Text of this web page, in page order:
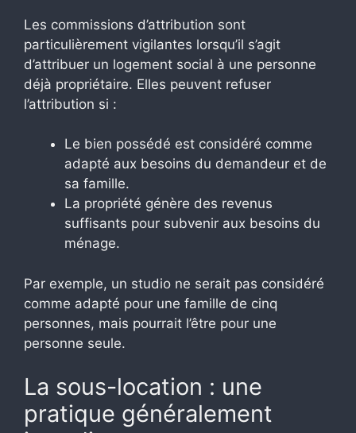
Les commissions d’attribution sont
particulièrement vigilantes lorsqu’il s’agit
d’attribuer un logement social à une personne
déjà propriétaire. Elles peuvent refuser
l’attribution si :
Le bien possédé est considéré comme
adapté aux besoins du demandeur et de
sa famille.
La propriété génère des revenus
suffisants pour subvenir aux besoins du
ménage.
Par exemple, un studio ne serait pas considéré
comme adapté pour une famille de cinq
personnes, mais pourrait l’être pour une
personne seule.
La sous-location : une
pratique généralement